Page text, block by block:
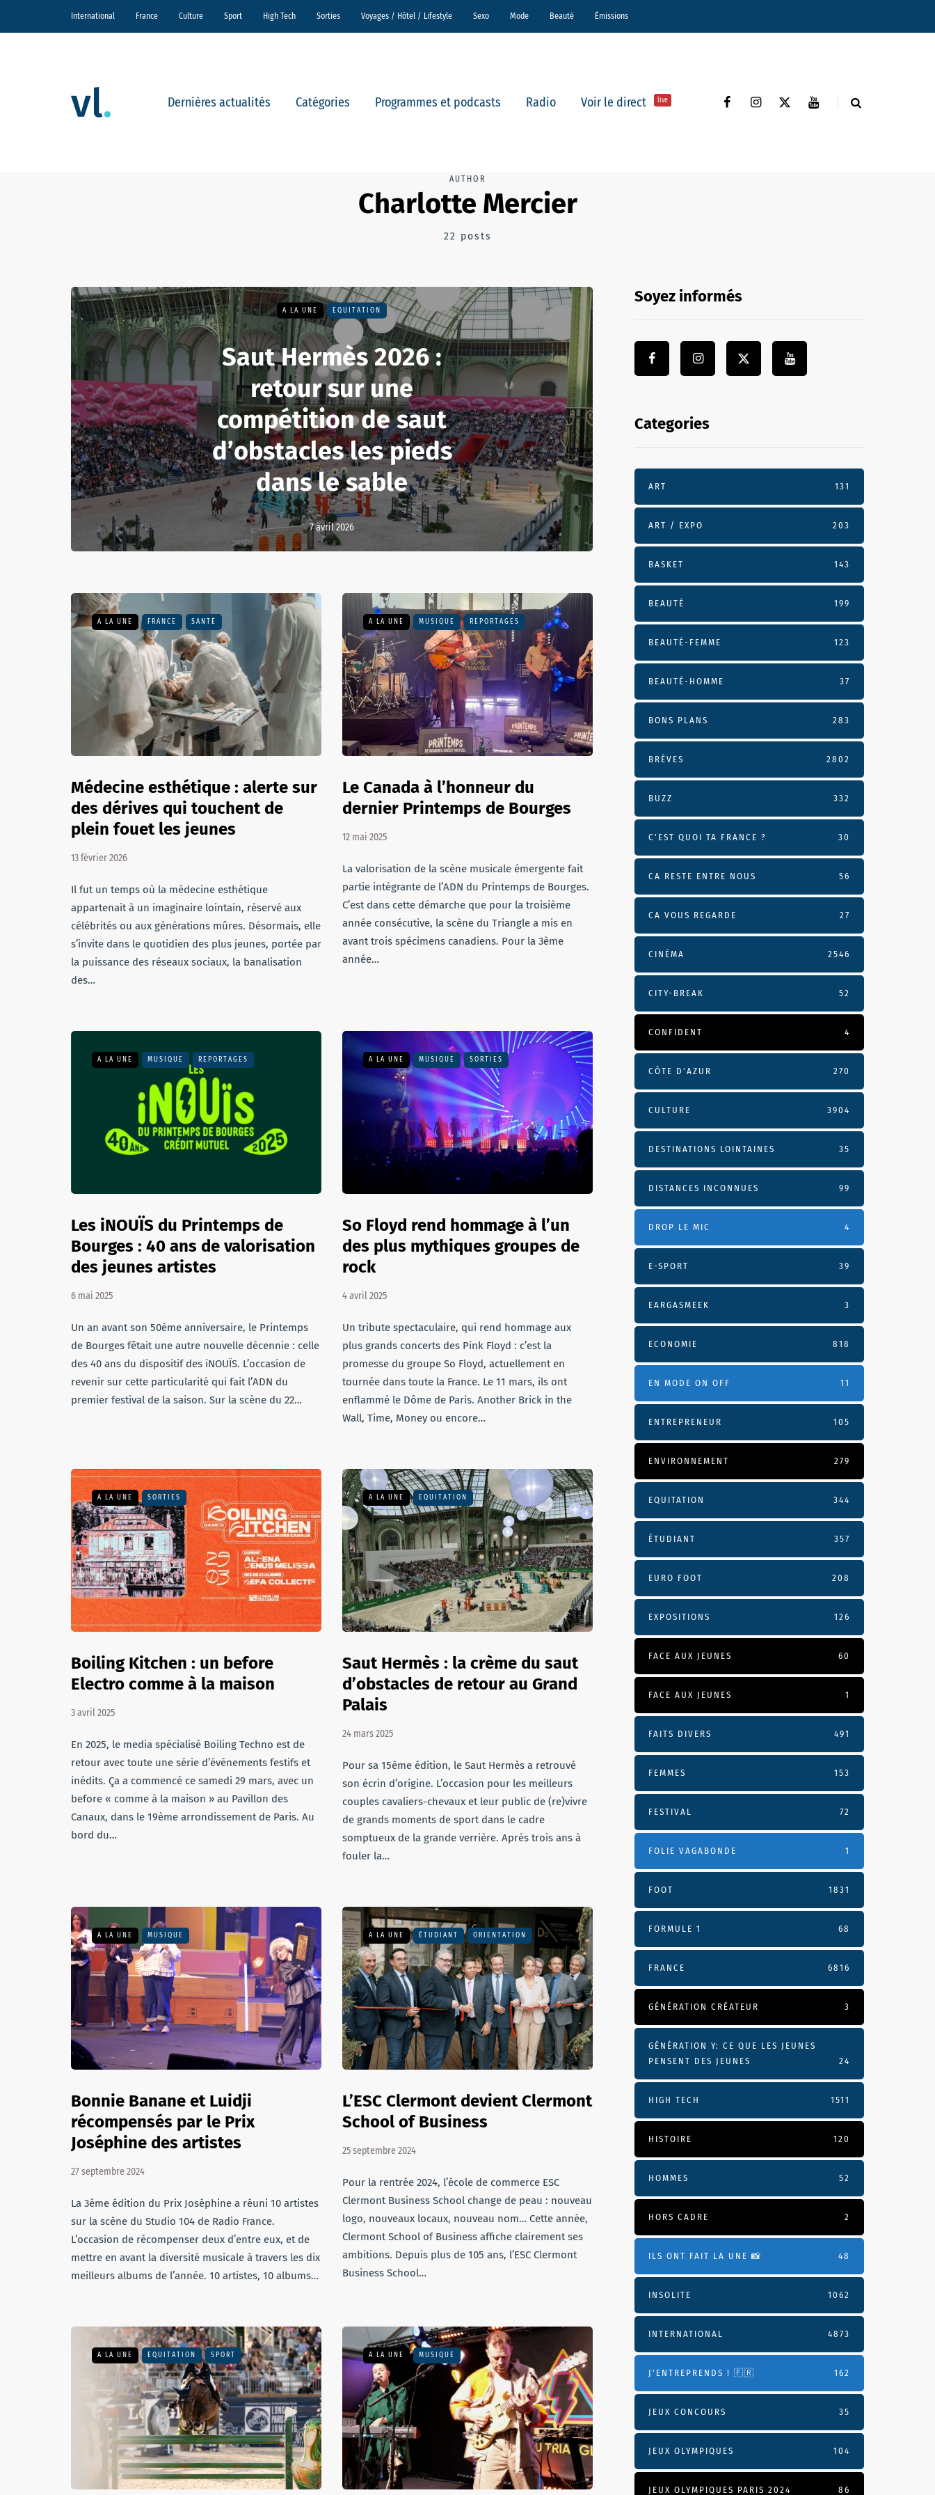
International France Culture Sport High Tech Sorties Voyages / Hôtel / Lifestyle Sexo Mode Beauté Émissions
Dernières actualités Catégories Programmes et podcasts Radio Voir le direct live
AUTHOR
Charlotte Mercier
22 posts
A LA UNE EQUITATION
Saut Hermès 2026 :
retour sur une
compétition de saut
d’obstacles les pieds
dans le sable
7 avril 2026
A LA UNE FRANCE SANTÉ
Médecine esthétique : alerte sur
des dérives qui touchent de
plein fouet les jeunes
13 février 2026
Il fut un temps où la médecine esthétique
appartenait à un imaginaire lointain, réservé aux
célébrités ou aux générations mûres. Désormais, elle
s’invite dans le quotidien des plus jeunes, portée par
la puissance des réseaux sociaux, la banalisation
des…
A LA UNE MUSIQUE REPORTAGES
Le Canada à l’honneur du
dernier Printemps de Bourges
12 mai 2025
La valorisation de la scène musicale émergente fait
partie intégrante de l’ADN du Printemps de Bourges.
C’est dans cette démarche que pour la troisième
année consécutive, la scène du Triangle a mis en
avant trois spécimens canadiens. Pour la 3ème
année…
A LA UNE MUSIQUE REPORTAGES
Les iNOUÏS du Printemps de
Bourges : 40 ans de valorisation
des jeunes artistes
6 mai 2025
Un an avant son 50ème anniversaire, le Printemps
de Bourges fêtait une autre nouvelle décennie : celle
des 40 ans du dispositif des iNOUÏS. L’occasion de
revenir sur cette particularité qui fait l’ADN du
premier festival de la saison. Sur la scène du 22…
A LA UNE MUSIQUE SORTIES
So Floyd rend hommage à l’un
des plus mythiques groupes de
rock
4 avril 2025
Un tribute spectaculaire, qui rend hommage aux
plus grands concerts des Pink Floyd : c’est la
promesse du groupe So Floyd, actuellement en
tournée dans toute la France. Le 11 mars, ils ont
enflammé le Dôme de Paris. Another Brick in the
Wall, Time, Money ou encore…
A LA UNE SORTIES
Boiling Kitchen : un before
Electro comme à la maison
3 avril 2025
En 2025, le media spécialisé Boiling Techno est de
retour avec toute une série d’événements festifs et
inédits. Ça a commencé ce samedi 29 mars, avec un
before « comme à la maison » au Pavillon des
Canaux, dans le 19ème arrondissement de Paris. Au
bord du…
A LA UNE EQUITATION
Saut Hermès : la crème du saut
d’obstacles de retour au Grand
Palais
24 mars 2025
Pour sa 15ème édition, le Saut Hermès a retrouvé
son écrin d’origine. L’occasion pour les meilleurs
couples cavaliers-chevaux et leur public de (re)vivre
de grands moments de sport dans le cadre
somptueux de la grande verrière. Après trois ans à
fouler la…
A LA UNE MUSIQUE
Bonnie Banane et Luidji
récompensés par le Prix
Joséphine des artistes
27 septembre 2024
La 3ème édition du Prix Joséphine a réuni 10 artistes
sur la scène du Studio 104 de Radio France.
L’occasion de récompenser deux d’entre eux, et de
mettre en avant la diversité musicale à travers les dix
meilleurs albums de l’année. 10 artistes, 10 albums…
A LA UNE ÉTUDIANT ORIENTATION
L’ESC Clermont devient Clermont
School of Business
25 septembre 2024
Pour la rentrée 2024, l’école de commerce ESC
Clermont Business School change de peau : nouveau
logo, nouveaux locaux, nouveau nom… Cette année,
Clermont School of Business affiche clairement ses
ambitions. Depuis plus de 105 ans, l’ESC Clermont
Business School…
A LA UNE EQUITATION SPORT A LA UNE MUSIQUE
Soyez informés
Categories
ART 131
ART / EXPO 203
BASKET 143
BEAUTÉ 199
BEAUTÉ-FEMME 123
BEAUTÉ-HOMME 37
BONS PLANS 283
BRÈVES 2802
BUZZ 332
C'EST QUOI TA FRANCE ? 30
CA RESTE ENTRE NOUS 56
CA VOUS REGARDE 27
CINÉMA 2546
CITY-BREAK 52
CONFIDENT 4
CÔTE D’AZUR 270
CULTURE 3904
DESTINATIONS LOINTAINES 35
DISTANCES INCONNUES 99
DROP LE MIC 4
E-SPORT 39
EARGASMEEK 3
ECONOMIE 818
EN MODE ON OFF 11
ENTREPRENEUR 105
ENVIRONNEMENT 279
EQUITATION 344
ÉTUDIANT 357
EURO FOOT 208
EXPOSITIONS 126
FACE AUX JEUNES 60
FACE AUX JEUNES 1
FAITS DIVERS 491
FEMMES 153
FESTIVAL 72
FOLIE VAGABONDE 1
FOOT 1831
FORMULE 1 68
FRANCE 6816
GÉNÉRATION CRÉATEUR 3
GÉNÉRATION Y: CE QUE LES JEUNES
PENSENT DES JEUNES
24
HIGH TECH 1511
HISTOIRE 120
HOMMES 52
HORS CADRE 2
ILS ONT FAIT LA UNE 📸 48
INSOLITE 1062
INTERNATIONAL 4873
J'ENTREPRENDS ! 🇫🇷 162
JEUX CONCOURS 35
JEUX OLYMPIQUES 104
JEUX OLYMPIQUES PARIS 2024 86